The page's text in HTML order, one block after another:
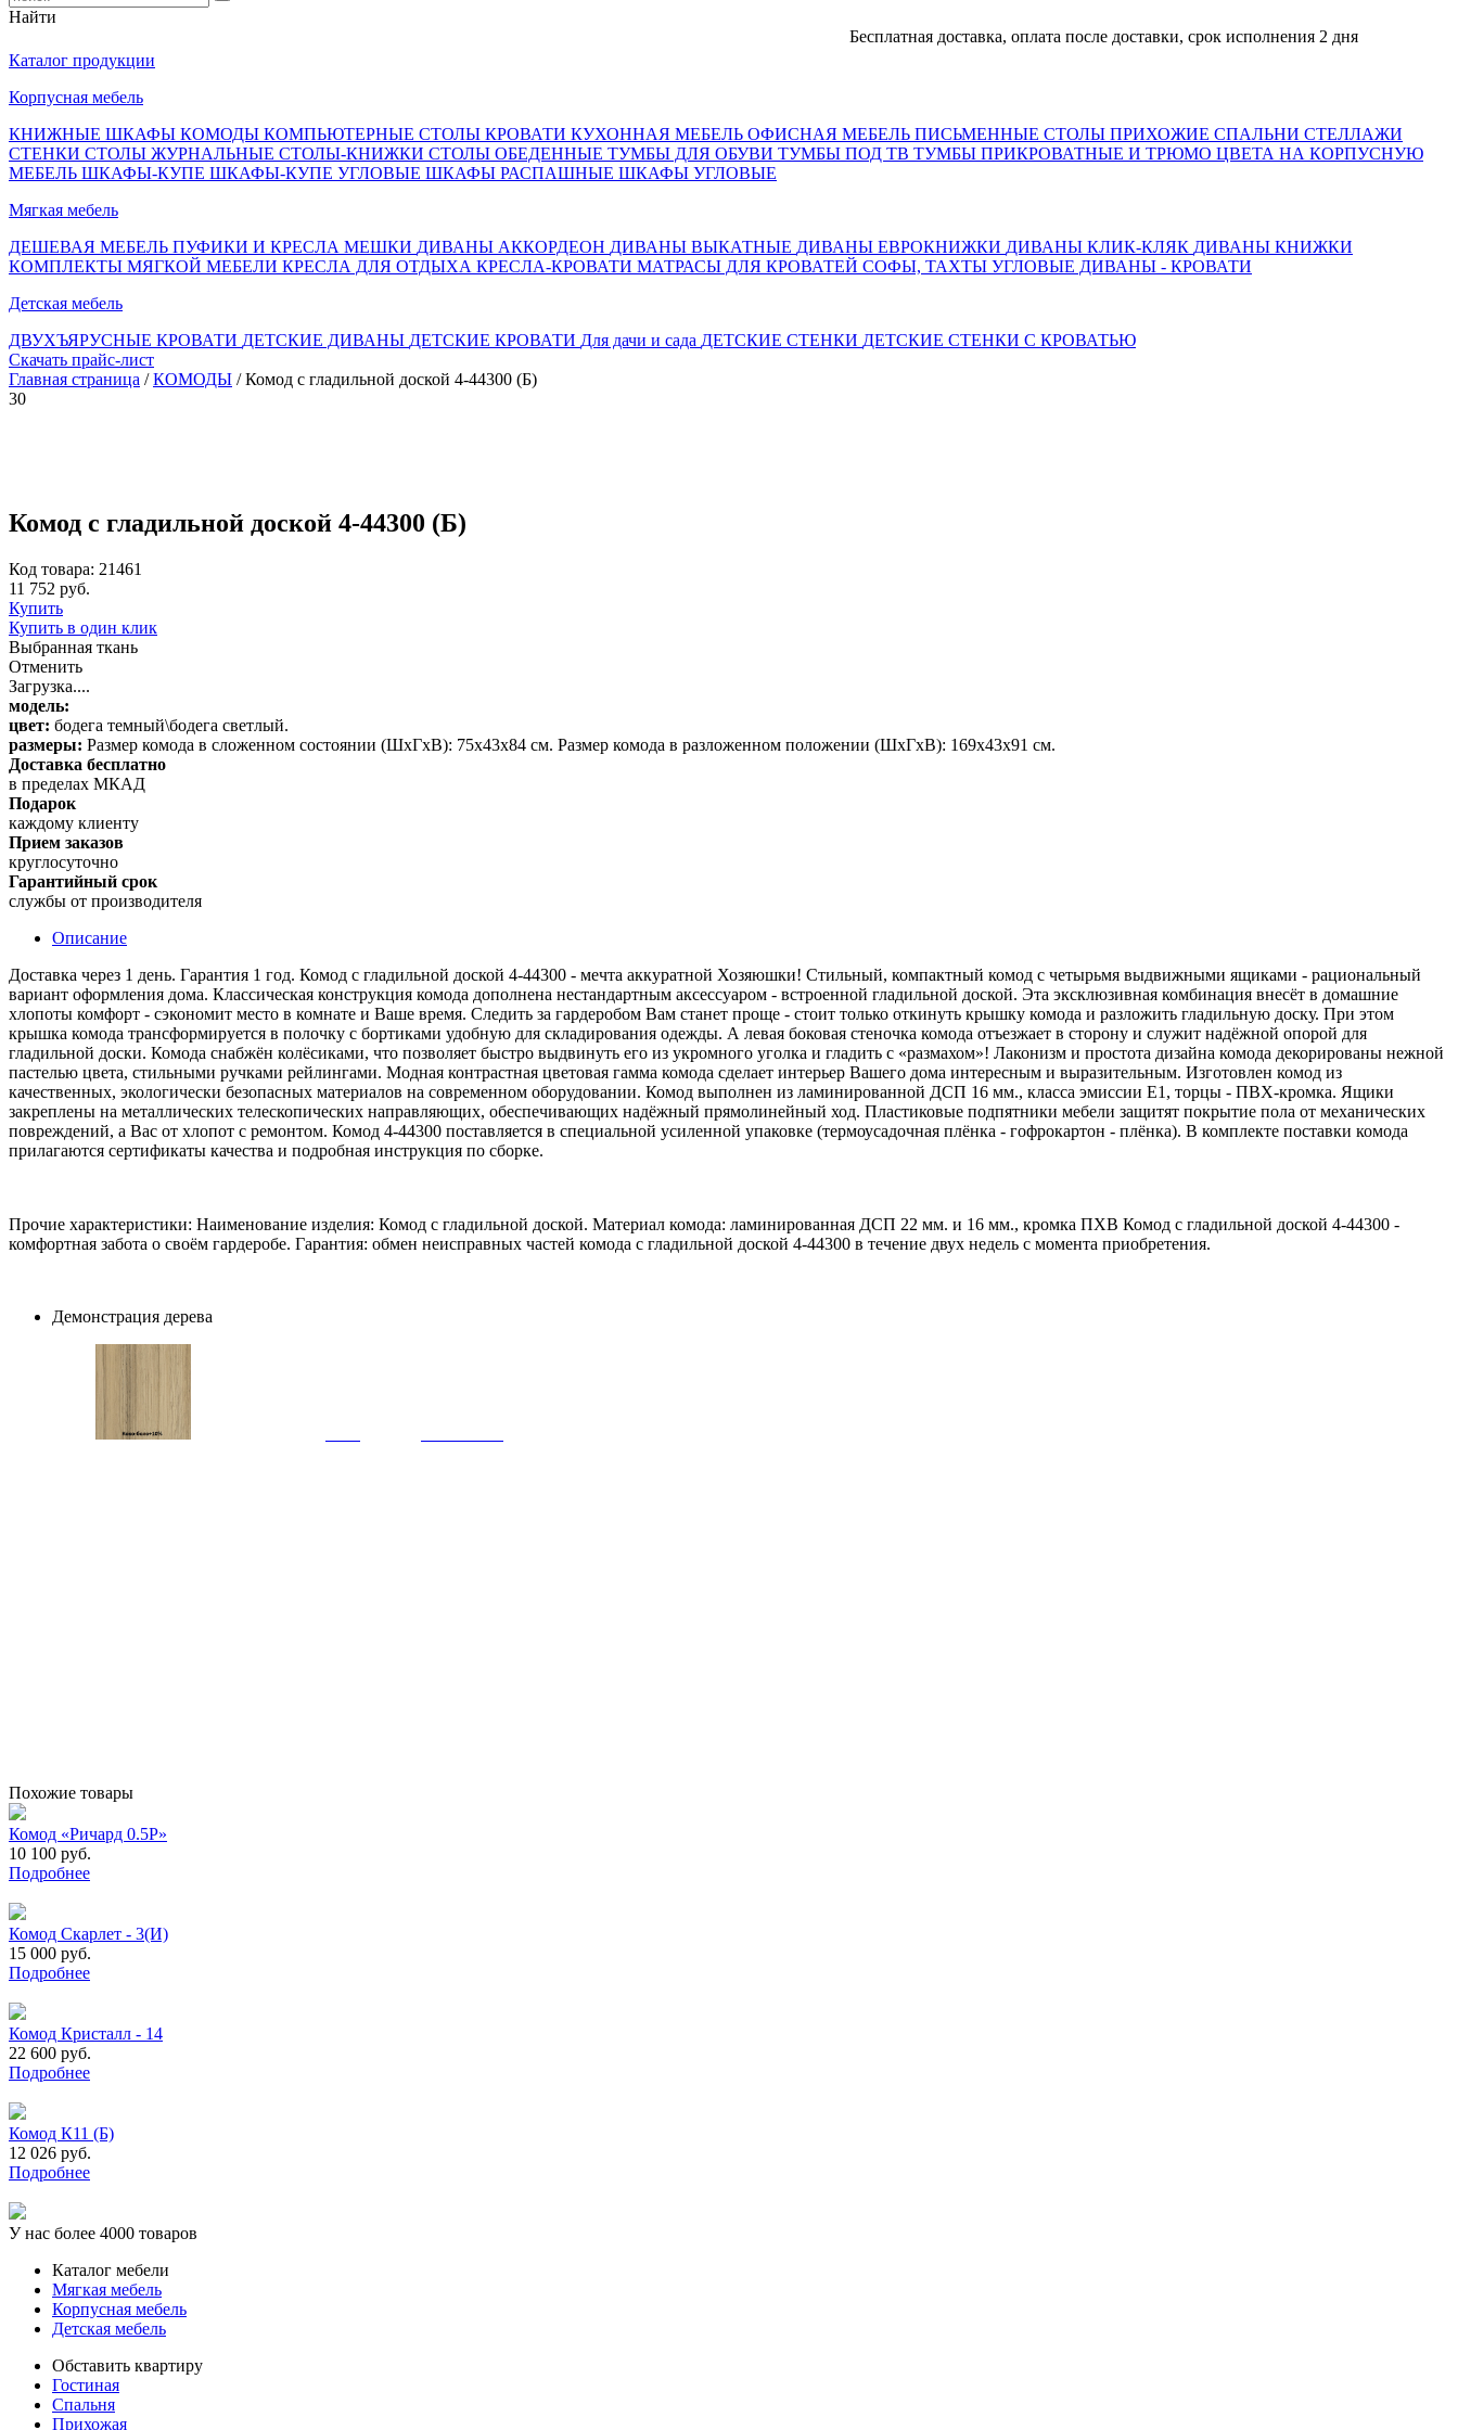
Найти
Бесплатная доставка, оплата после доставки, срок исполнения 2 дня
Каталог продукции
Корпусная мебель
КНИЖНЫЕ ШКАФЫ КОМОДЫ КОМПЬЮТЕРНЫЕ СТОЛЫ КРОВАТИ КУХОННАЯ МЕБЕЛЬ ОФИСНАЯ МЕБЕЛЬ ПИСЬМЕННЫЕ СТОЛЫ ПРИХОЖИЕ СПАЛЬНИ СТЕЛЛАЖИ
СТЕНКИ СТОЛЫ ЖУРНАЛЬНЫЕ СТОЛЫ-КНИЖКИ СТОЛЫ ОБЕДЕННЫЕ ТУМБЫ ДЛЯ ОБУВИ ТУМБЫ ПОД ТВ ТУМБЫ ПРИКРОВАТНЫЕ И ТРЮМО ЦВЕТА НА КОРПУСНУЮ
МЕБЕЛЬ ШКАФЫ-КУПЕ ШКАФЫ-КУПЕ УГЛОВЫЕ ШКАФЫ РАСПАШНЫЕ ШКАФЫ УГЛОВЫЕ
Мягкая мебель
ДЕШЕВАЯ МЕБЕЛЬ ПУФИКИ И КРЕСЛА МЕШКИ ДИВАНЫ АККОРДЕОН ДИВАНЫ ВЫКАТНЫЕ ДИВАНЫ ЕВРОКНИЖКИ ДИВАНЫ КЛИК-КЛЯК ДИВАНЫ КНИЖКИ
КОМПЛЕКТЫ МЯГКОЙ МЕБЕЛИ КРЕСЛА ДЛЯ ОТДЫХА КРЕСЛА-КРОВАТИ МАТРАСЫ ДЛЯ КРОВАТЕЙ СОФЫ, ТАХТЫ УГЛОВЫЕ ДИВАНЫ - КРОВАТИ
Детская мебель
ДВУХЪЯРУСНЫЕ КРОВАТИ ДЕТСКИЕ ДИВАНЫ ДЕТСКИЕ КРОВАТИ Для дачи и сада ДЕТСКИЕ СТЕНКИ ДЕТСКИЕ СТЕНКИ С КРОВАТЬЮ
Скачать прайс-лист
Главная страница /КОМОДЫ / Комод с гладильной доской 4-44300 (Б)
30
Комод с гладильной доской 4-44300 (Б)
Код товара: 21461
11 752 руб.
Купить
Купить в один клик
Выбранная ткань
Отменить
Загрузка....
модель:
цвет: бодега темный\бодега светлый.
размеры: Размер комода в сложенном состоянии (ШхГхВ): 75х43х84 см. Размер комода в разложенном положении (ШхГхВ): 169х43х91 см.
Доставка бесплатно
в пределах МКАД
Подарок
каждому клиенту
Прием заказов
круглосуточно
Гарантийный срок
службы от производителя
Описание
Доставка через 1 день. Гарантия 1 год. Комод с гладильной доской 4-44300 - мечта аккуратной Хозяюшки! Стильный, компактный комод с четырьмя выдвижными ящиками - рациональный
вариант оформления дома. Классическая конструкция комода дополнена нестандартным аксессуаром - встроенной гладильной доской. Эта эксклюзивная комбинация внесёт в домашние
хлопоты комфорт - сэкономит место в комнате и Ваше время. Следить за гардеробом Вам станет проще - стоит только откинуть крышку комода и разложить гладильную доску. При этом
крышка комода трансформируется в полочку с бортиками удобную для складирования одежды. А левая боковая стеночка комода отъезжает в сторону и служит надёжной опорой для
гладильной доски. Комода снабжён колёсиками, что позволяет быстро выдвинуть его из укромного уголка и гладить с «размахом»! Лаконизм и простота дизайна комода декорированы нежной
пастелью цвета, стильными ручками рейлингами. Модная контрастная цветовая гамма комода сделает интерьер Вашего дома интересным и выразительным. Изготовлен комод из
качественных, экологически безопасных материалов на современном оборудовании. Комод выполнен из ламинированной ДСП 16 мм., класса эмиссии Е1, торцы - ПВХ-кромка. Ящики
закреплены на металлических телескопических направляющих, обеспечивающих надёжный прямолинейный ход. Пластиковые подпятники мебели защитят покрытие пола от механических
повреждений, а Вас от хлопот с ремонтом. Комод 4-44300 поставляется в специальной усиленной упаковке (термоусадочная плёнка - гофрокартон - плёнка). В комплекте поставки комода
прилагаются сертификаты качества и подробная инструкция по сборке.
Прочие характеристики: Наименование изделия: Комод с гладильной доской. Материал комода: ламинированная ДСП 22 мм. и 16 мм., кромка ПХВ Комод с гладильной доской 4-44300 -
комфортная забота о своём гардеробе. Гарантия: обмен неисправных частей комода с гладильной доской 4-44300 в течение двух недель с момента приобретения.
Демонстрация дерева
Похожие товары
Комод «Ричард 0.5Р»
10 100 руб.
Подробнее
Комод Скарлет - 3(И)
15 000 руб.
Подробнее
Комод Кристалл - 14
22 600 руб.
Подробнее
Комод К11 (Б)
12 026 руб.
Подробнее
У нас более 4000 товаров
Каталог мебели
Мягкая мебель
Корпусная мебель
Детская мебель
Обставить квартиру
Гостиная
Спальня
Прихожая